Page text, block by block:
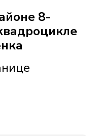
8-